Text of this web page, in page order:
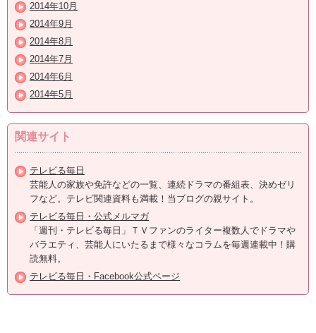
2014年10月
2014年9月
2014年8月
2014年7月
2014年6月
2014年5月
関連サイト
テレビる毎日
芸能人の家族や免許などの一覧、連続ドラマの番組表、決めゼリ
フなど。テレビ関連資料も満載！当ブログの親サイト。
テレビる毎日・公式メルマガ
「週刊・テレビる毎日」ＴＶファンのライター複数人でドラマや
バラエティ、芸能人にいたるまで様々なコラムを毎週連載中！購
読無料。
テレビる毎日・Facebook公式ページ